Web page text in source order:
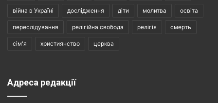
війна в Україні дослідження діти молитва освіта
переслідування релігійна свобода релігія смерть
сім'я християнство церква
Адреса редакції